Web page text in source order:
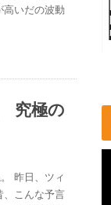
高いだの波動
究極の
昨日、ツィ
、こんな予言